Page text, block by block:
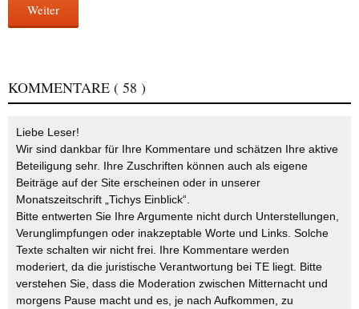
Weiter
KOMMENTARE ( 58 )
Liebe Leser!
Wir sind dankbar für Ihre Kommentare und schätzen Ihre aktive
Beteiligung sehr. Ihre Zuschriften können auch als eigene
Beiträge auf der Site erscheinen oder in unserer
Monatszeitschrift „Tichys Einblick“.
Bitte entwerten Sie Ihre Argumente nicht durch Unterstellungen,
Verunglimpfungen oder inakzeptable Worte und Links. Solche
Texte schalten wir nicht frei. Ihre Kommentare werden
moderiert, da die juristische Verantwortung bei TE liegt. Bitte
verstehen Sie, dass die Moderation zwischen Mitternacht und
morgens Pause macht und es, je nach Aufkommen, zu